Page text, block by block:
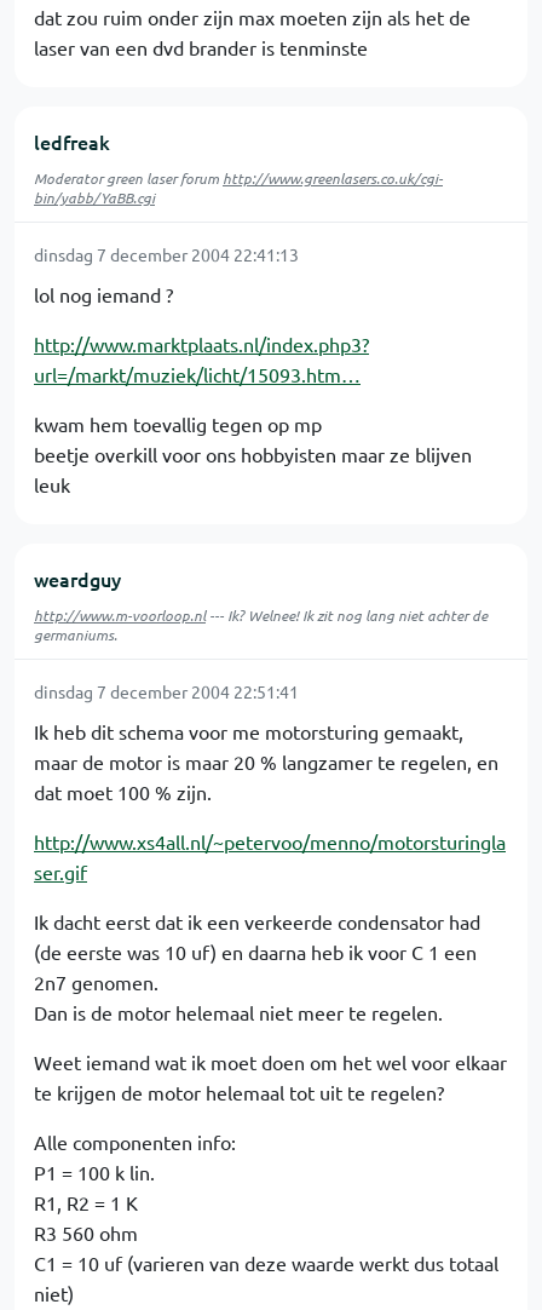
dat zou ruim onder zijn max moeten zijn als het de
laser van een dvd brander is tenminste
ledfreak
Moderator green laser forum http://www.greenlasers.co.uk/cgi-
bin/yabb/YaBB.cgi
dinsdag 7 december 2004 22:41:13
lol nog iemand ?
http://www.marktplaats.nl/index.php3?
url=/markt/muziek/licht/15093.htm…
kwam hem toevallig tegen op mp
beetje overkill voor ons hobbyisten maar ze blijven
leuk
weardguy
http://www.m-voorloop.nl--- Ik? Welnee! Ik zit nog lang niet achter de
germaniums.
dinsdag 7 december 2004 22:51:41
Ik heb dit schema voor me motorsturing gemaakt,
maar de motor is maar 20 % langzamer te regelen, en
dat moet 100 % zijn.
http://www.xs4all.nl/~petervoo/menno/motorsturingla
ser.gif
Ik dacht eerst dat ik een verkeerde condensator had
(de eerste was 10 uf) en daarna heb ik voor C 1 een
2n7 genomen.
Dan is de motor helemaal niet meer te regelen.
Weet iemand wat ik moet doen om het wel voor elkaar
te krijgen de motor helemaal tot uit te regelen?
Alle componenten info:
P1 = 100 k lin.
R1, R2 = 1 K
R3 560 ohm
C1 = 10 uf (varieren van deze waarde werkt dus totaal
niet)